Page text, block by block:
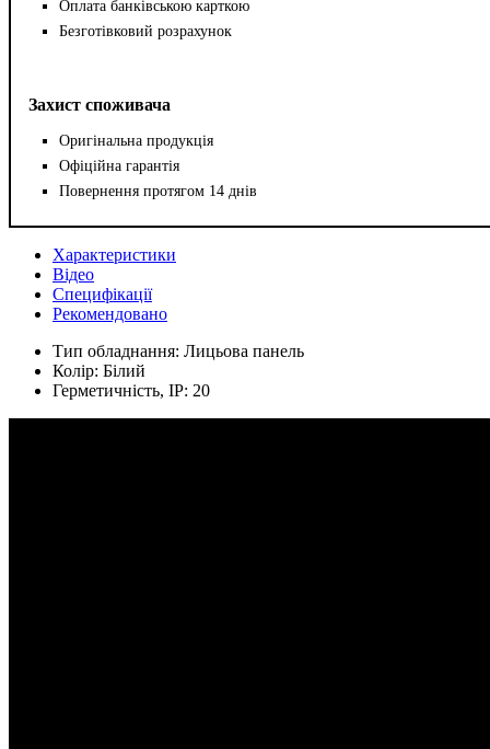
Оплата банківською карткою
Безготівковий розрахунок
Захист споживача
Оригінальна продукція
Офіційна гарантія
Повернення протягом 14 днів
Характеристики
Відео
Специфікації
Рекомендовано
Тип обладнання: Лицьова панель
Колір: Білий
Герметичність, IP: 20